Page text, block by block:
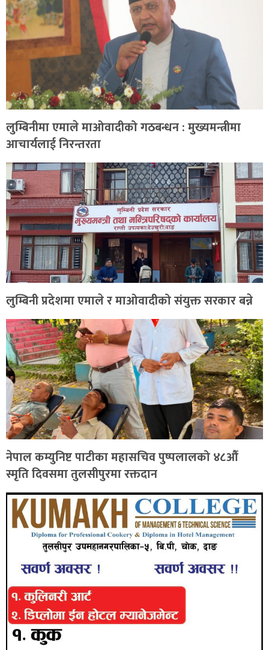
लुम्बिनीमा एमाले माओवादीको गठबन्धन : मुख्यमन्त्रीमा
आचार्यलाई निरन्तरता
लुम्बिनी प्रदेशमा एमाले र माओवादीको संयुक्त सरकार बन्ने
नेपाल कम्युनिष्ट पाटीका महासचिव पुष्पलालको ४८औँ
स्मृति दिवसमा तुलसीपुरमा रक्तदान